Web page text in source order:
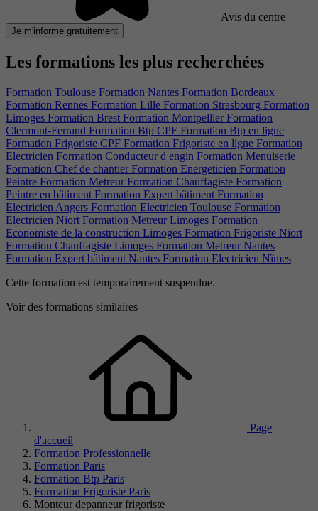
Avis du centre
Je m'informe gratuitement
Les formations les plus recherchées
Formation Toulouse Formation Nantes Formation Bordeaux
Formation Rennes Formation Lille Formation Strasbourg Formation
Limoges Formation Brest Formation Montpellier Formation
Clermont-Ferrand Formation Btp CPF Formation Btp en ligne
Formation Frigoriste CPF Formation Frigoriste en ligne Formation
Electricien Formation Conducteur d engin Formation Menuiserie
Formation Chef de chantier Formation Energeticien Formation
Peintre Formation Metreur Formation Chauffagiste Formation
Peintre en bâtiment Formation Expert bâtiment Formation
Electricien Angers Formation Electricien Toulouse Formation
Electricien Niort Formation Metreur Limoges Formation
Economiste de la construction Limoges Formation Frigoriste Niort
Formation Chauffagiste Limoges Formation Metreur Nantes
Formation Expert bâtiment Nantes Formation Electricien Nîmes
Cette formation est temporairement suspendue.
Voir des formations similaires
Page
d'accueil
Formation Professionnelle
Formation Paris
Formation Btp Paris
Formation Frigoriste Paris
Monteur depanneur frigoriste